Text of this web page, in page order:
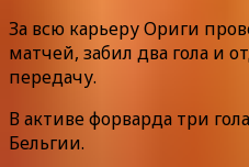
За всю карьеру Ориги
матчей, забил два гола и
передачу.
В активе форварда три
Бельгии.